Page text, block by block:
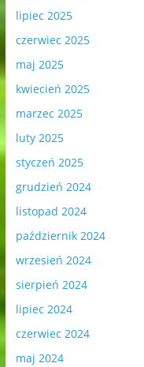
lipiec 2025
czerwiec 2025
maj 2025
kwiecień 2025
marzec 2025
luty 2025
styczeń 2025
grudzień 2024
listopad 2024
październik 2024
wrzesień 2024
sierpień 2024
lipiec 2024
czerwiec 2024
maj 2024